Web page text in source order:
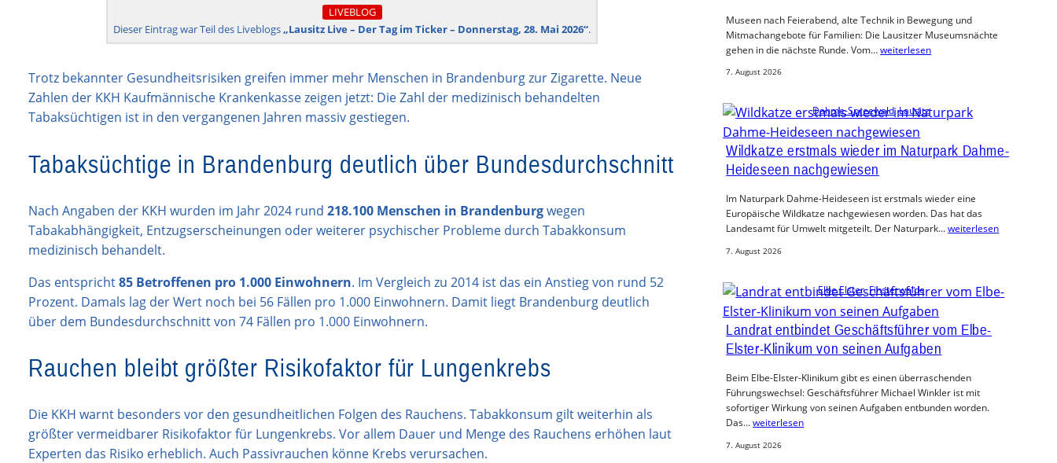
LIVEBLOG
Dieser Eintrag war Teil des Liveblogs„Lausitz Live – Der Tag im Ticker – Donnerstag, 28. Mai 2026“.
Trotz bekannter Gesundheitsrisiken greifen immer mehr Menschen in Brandenburg zur Zigarette. Neue
Zahlen der KKH Kaufmännische Krankenkasse zeigen jetzt: Die Zahl der medizinisch behandelten
Tabaksüchtigen ist in den vergangenen Jahren massiv gestiegen.
Tabaksüchtige in Brandenburg deutlich über Bundesdurchschnitt
Nach Angaben der KKH wurden im Jahr 2024 rund 218.100 Menschen in Brandenburgwegen
Tabakabhängigkeit, Entzugserscheinungen oder weiterer psychischer Probleme durch Tabakkonsum
medizinisch behandelt.
Das entspricht85 Betroffenen pro 1.000 Einwohnern. Im Vergleich zu 2014 ist das ein Anstieg von rund 52
Prozent. Damals lag der Wert noch bei 56 Fällen pro 1.000 Einwohnern. Damit liegt Brandenburg deutlich
über dem Bundesdurchschnitt von 74 Fällen pro 1.000 Einwohnern.
Rauchen bleibt größter Risikofaktor für Lungenkrebs
Die KKH warnt besonders vor den gesundheitlichen Folgen des Rauchens. Tabakkonsum gilt weiterhin als
größter vermeidbarer Risikofaktor für Lungenkrebs. Vor allem Dauer und Menge des Rauchens erhöhen laut
Experten das Risiko erheblich. Auch Passivrauchen könne Krebs verursachen.
Museen nach Feierabend, alte Technik in Bewegung und
Mitmachangebote für Familien: Die Lausitzer Museumsnächte
gehen in die nächste Runde. Vom…weiterlesen
7. August 2026
Dahme-Spreewald, Lausitz
Wildkatze erstmals wieder im Naturpark Dahme-
Heideseen nachgewiesen
Im Naturpark Dahme-Heideseen ist erstmals wieder eine
Europäische Wildkatze nachgewiesen worden. Das hat das
Landesamt für Umwelt mitgeteilt. Der Naturpark…weiterlesen
7. August 2026
Elbe Elster, Finsterwalde
Landrat entbindet Geschäftsführer vom Elbe-
Elster-Klinikum von seinen Aufgaben
Beim Elbe-Elster-Klinikum gibt es einen überraschenden
Führungswechsel: Geschäftsführer Michael Winkler ist mit
sofortiger Wirkung von seinen Aufgaben entbunden worden.
Das…weiterlesen
7. August 2026